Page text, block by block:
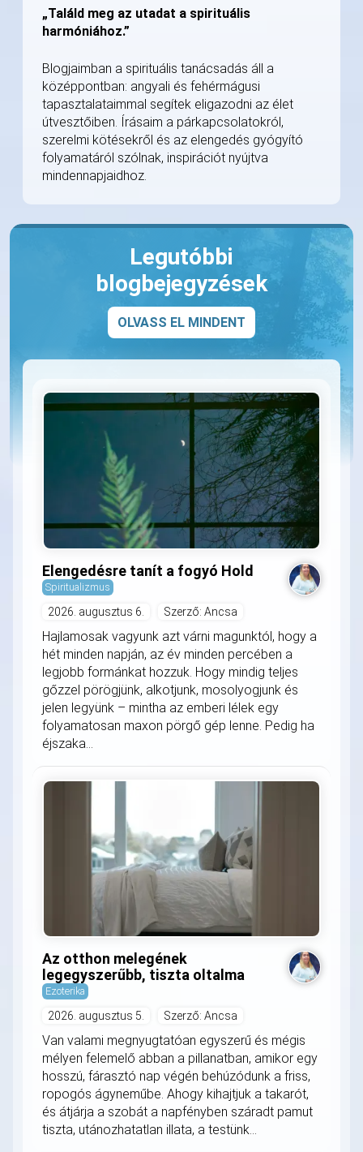
„Találd meg az utadat a spirituális
harmóniához.”
Blogjaimban a spirituális tanácsadás áll a
középpontban: angyali és fehérmágusi
tapasztalataimmal segítek eligazodni az élet
útvesztőiben. Írásaim a párkapcsolatokról,
szerelmi kötésekről és az elengedés gyógyító
folyamatáról szólnak, inspirációt nyújtva
mindennapjaidhoz.
Legutóbbi
blogbejegyzések
OLVASS EL MINDENT
Elengedésre tanít a fogyó Hold
Spiritualizmus
2026. augusztus 6. Szerző: Ancsa
Hajlamosak vagyunk azt várni magunktól, hogy a
hét minden napján, az év minden percében a
legjobb formánkat hozzuk. Hogy mindig teljes
gőzzel pörögjünk, alkotjunk, mosolyogjunk és
jelen legyünk – mintha az emberi lélek egy
folyamatosan maxon pörgő gép lenne. Pedig ha
éjszaka...
Az otthon melegének
legegyszerűbb, tiszta oltalma
Ezoterika
2026. augusztus 5. Szerző: Ancsa
Van valami megnyugtatóan egyszerű és mégis
mélyen felemelő abban a pillanatban, amikor egy
hosszú, fárasztó nap végén behúzódunk a friss,
ropogós ágyneműbe. Ahogy kihajtjuk a takarót,
és átjárja a szobát a napfényben száradt pamut
tiszta, utánozhatatlan illata, a testünk...